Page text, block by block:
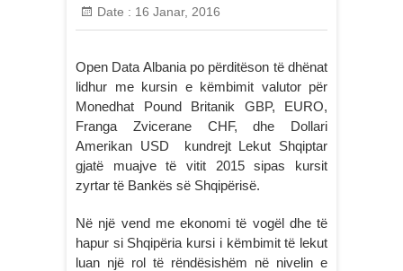
Date : 16 Janar, 2016
Open Data Albania po përditëson të dhënat
lidhur me kursin e këmbimit valutor për
Monedhat Pound Britanik GBP, EURO,
Franga Zvicerane CHF, dhe Dollari
Amerikan USD kundrejt Lekut Shqiptar
gjatë muajve të vitit 2015 sipas kursit
zyrtar të Bankës së Shqipërisë.
Në një vend me ekonomi të vogël dhe të
hapur si Shqipëria kursi i këmbimit të lekut
luan një rol të rëndësishëm në nivelin e